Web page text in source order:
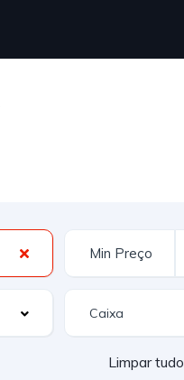
Limpar tudo